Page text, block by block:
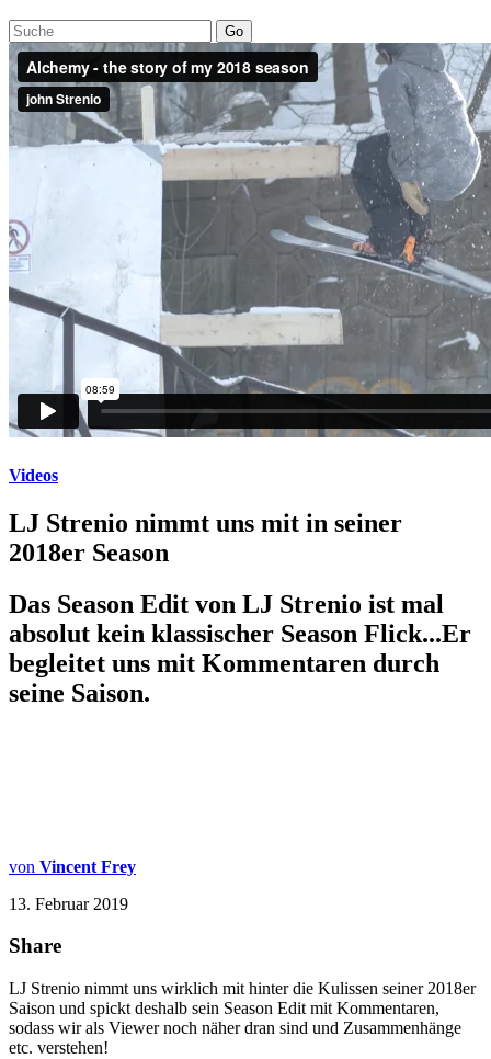
Go
Videos
LJ Strenio nimmt uns mit in seiner
2018er Season
Das Season Edit von LJ Strenio ist mal
absolut kein klassischer Season Flick...Er
begleitet uns mit Kommentaren durch
seine Saison.
von Vincent Frey
13. Februar 2019
Share
LJ Strenio nimmt uns wirklich mit hinter die Kulissen seiner 2018er
Saison und spickt deshalb sein Season Edit mit Kommentaren,
sodass wir als Viewer noch näher dran sind und Zusammenhänge
etc. verstehen!